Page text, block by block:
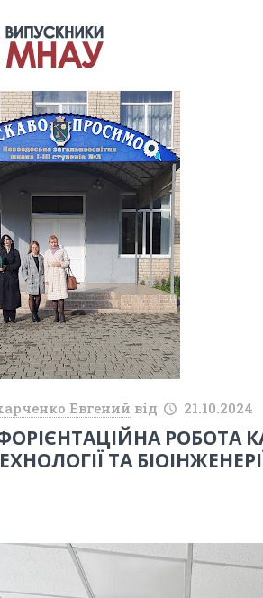
Евгений від 21.10.2024
РОБОТА
ТА